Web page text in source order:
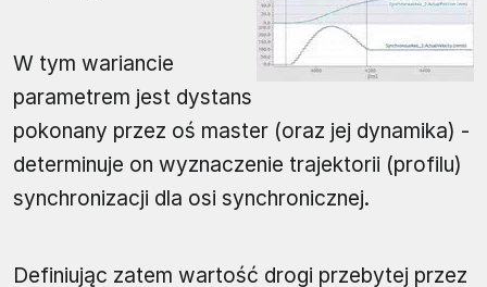
W tym wariancie
parametrem jest dystans
pokonany przez oś master (oraz jej dynamika) -
determinuje on wyznaczenie trajektorii (profilu)
synchronizacji dla osi synchronicznej.
Definiując zatem wartość drogi przebytej przez